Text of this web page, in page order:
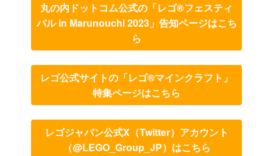
丸の内ドットコム公式の「レゴ®フェスティ
バル in Marunouchi 2023」告知ページはこち
ら
レゴ公式サイトの「レゴ®マインクラフト」
特集ページはこちら
レゴジャパン公式X（Twitter）アカウント
（@LEGO_Group_JP）はこちら